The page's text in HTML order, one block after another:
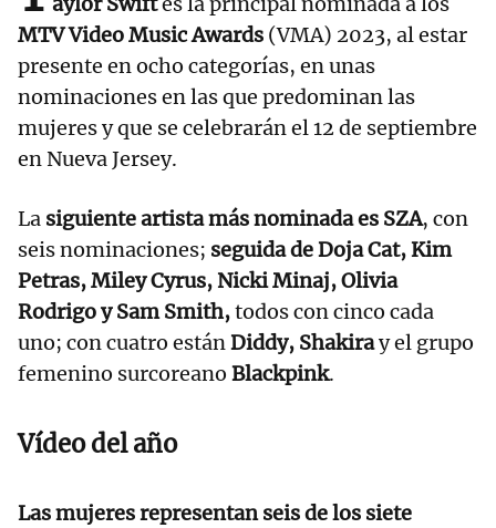
MTV Video Music Awards (VMA) 2023, al estar
presente en ocho categorías, en unas
nominaciones en las que predominan las
mujeres y que se celebrarán el 12 de septiembre
en Nueva Jersey.
La siguiente artista más nominada es SZA, con
seis nominaciones; seguida de Doja Cat, Kim
Petras, Miley Cyrus, Nicki Minaj, Olivia
Rodrigo y Sam Smith,todos con cinco cada
uno; con cuatro estánDiddy, Shakiray el grupo
femenino surcoreano Blackpink.
Vídeo del año
Las mujeres representan seis de los siete